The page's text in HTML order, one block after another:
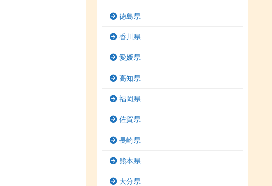
徳島県
香川県
愛媛県
高知県
福岡県
佐賀県
長崎県
熊本県
大分県